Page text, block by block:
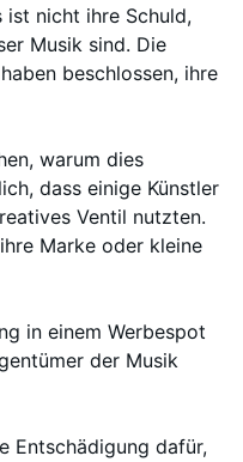
ist nicht ihre Schuld,
Musik sind. Die
beschlossen, ihre
warum dies
dass einige Künstler
Ventil nutzten.
Marke oder kleine
in einem Werbespot
der Musik
Entschädigung dafür,